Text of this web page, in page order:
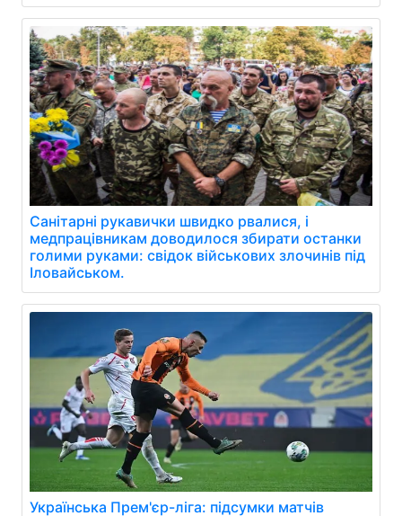
Санітарні рукавички швидко рвалися, і
медпрацівникам доводилося збирати останки
голими руками: свідок військових злочинів під
Іловайськом.
Українська Прем'єр-ліга: підсумки матчів